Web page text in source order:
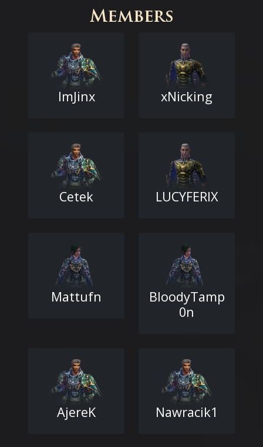
Members
ImJinx xNicking
Cetek LUCYFERIX
Mattufn
BloodyTamp
0n
AjereK Nawracik1